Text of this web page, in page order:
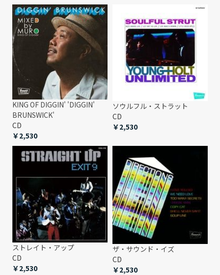
KING OF DIGGIN' 'DIGGIN'
BRUNSWICK'
CD
￥2,530
ソウルフル・ストラット
CD
￥2,530
ストレイト・アップ
CD
￥2,530
ザ・サウンド・イズ
CD
￥2,530